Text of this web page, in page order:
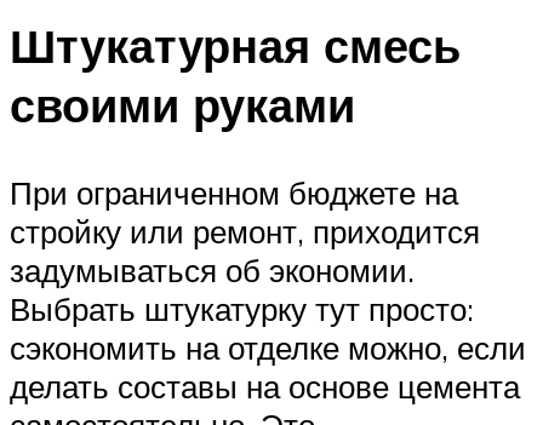
Штукатурная смесь
своими руками
При ограниченном бюджете на
стройку или ремонт, приходится
задумываться об экономии.
Выбрать штукатурку тут просто:
сэкономить на отделке можно, если
делать составы на основе цемента